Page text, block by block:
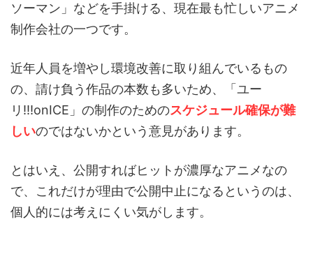
ソーマン」などを手掛ける、現在最も忙しいアニメ
制作会社の一つです。
近年人員を増やし環境改善に取り組んでいるもの
の、請け負う作品の本数も多いため、「ユー
リ!!!onICE」の制作のためのスケジュール確保が難
しいのではないかという意見があります。
とはいえ、公開すればヒットが濃厚なアニメなの
で、これだけが理由で公開中止になるというのは、
個人的には考えにくい気がします。